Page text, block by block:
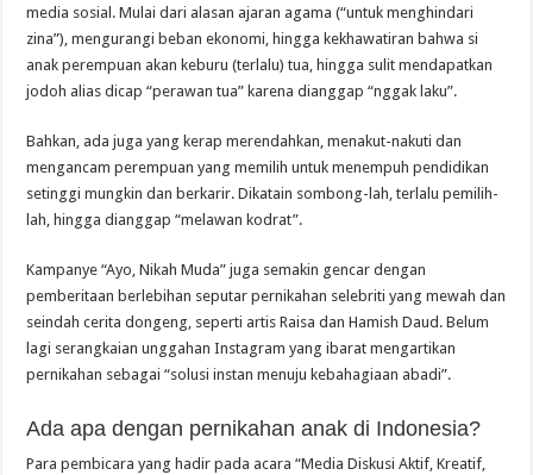
media sosial. Mulai dari alasan ajaran agama (“untuk menghindari
zina”), mengurangi beban ekonomi, hingga kekhawatiran bahwa si
anak perempuan akan keburu (terlalu) tua, hingga sulit mendapatkan
jodoh alias dicap “perawan tua” karena dianggap “nggak laku”.
Bahkan, ada juga yang kerap merendahkan, menakut-nakuti dan
mengancam perempuan yang memilih untuk menempuh pendidikan
setinggi mungkin dan berkarir. Dikatain sombong-lah, terlalu pemilih-
lah, hingga dianggap “melawan kodrat”.
Kampanye “Ayo, Nikah Muda” juga semakin gencar dengan
pemberitaan berlebihan seputar pernikahan selebriti yang mewah dan
seindah cerita dongeng, seperti artis Raisa dan Hamish Daud. Belum
lagi serangkaian unggahan Instagram yang ibarat mengartikan
pernikahan sebagai “solusi instan menuju kebahagiaan abadi”.
Ada apa dengan pernikahan anak di Indonesia?
Para pembicara yang hadir pada acara “Media Diskusi Aktif, Kreatif,